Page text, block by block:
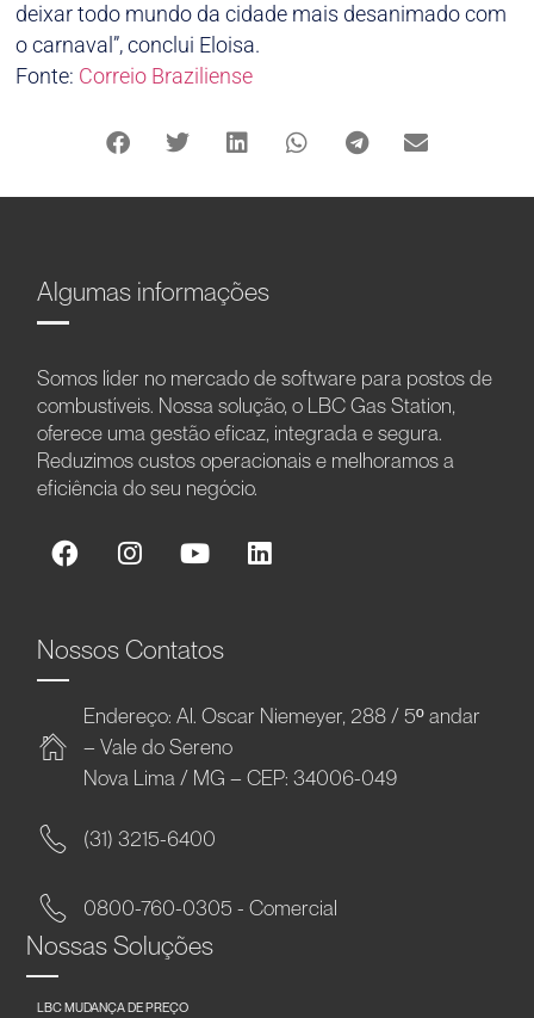
deixar todo mundo da cidade mais desanimado com
o carnaval”, conclui Eloisa.
Fonte: Correio Braziliense
Algumas informações
Somos líder no mercado de software para postos de
combustíveis. Nossa solução, o LBC Gas Station,
oferece uma gestão eficaz, integrada e segura.
Reduzimos custos operacionais e melhoramos a
eficiência do seu negócio.
Nossos Contatos
Endereço: Al. Oscar Niemeyer, 288 / 5º andar
– Vale do Sereno
Nova Lima / MG – CEP: 34006-049
(31) 3215-6400
0800-760-0305 - Comercial
Nossas Soluções
LBC MUDANÇA DE PREÇO